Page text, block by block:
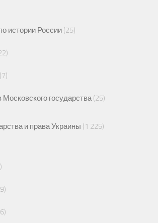
истории России (25)
(7)
государства(25)
и права Украины (1 225)